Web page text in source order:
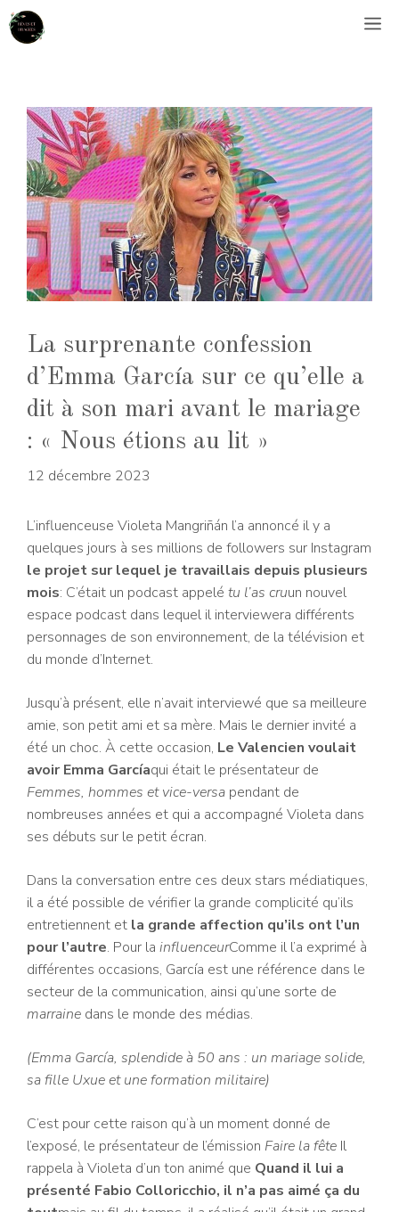
Aller
au
La surprenante confession
d’Emma García sur ce qu’elle a
dit à son mari avant le mariage
: « Nous étions au lit »
12 décembre 2023
L’influenceuse Violeta Mangriñán l’a annoncé il y a
quelques jours à ses millions de followers sur Instagram
le projet sur lequel je travaillais depuis plusieurs
mois: C’était un podcast appelé tu l’as cruun nouvel
espace podcast dans lequel il interviewera différents
personnages de son environnement, de la télévision et
du monde d’Internet.
Jusqu’à présent, elle n’avait interviewé que sa meilleure
amie, son petit ami et sa mère. Mais le dernier invité a
été un choc. À cette occasion, Le Valencien voulait
avoir Emma Garcíaqui était le présentateur de
Femmes, hommes et vice-versa pendant de
nombreuses années et qui a accompagné Violeta dans
ses débuts sur le petit écran.
Dans la conversation entre ces deux stars médiatiques,
il a été possible de vérifier la grande complicité qu’ils
entretiennent et la grande affection qu’ils ont l’un
pour l’autre. Pour la influenceurComme il l’a exprimé à
différentes occasions, García est une référence dans le
secteur de la communication, ainsi qu’une sorte de
marraine dans le monde des médias.
(Emma García, splendide à 50 ans : un mariage solide,
sa fille Uxue et une formation militaire)
C’est pour cette raison qu’à un moment donné de
l’exposé, le présentateur de l’émission Faire la fête Il
rappela à Violeta d’un ton animé que Quand il lui a
présenté Fabio Colloricchio, il n’a pas aimé ça du